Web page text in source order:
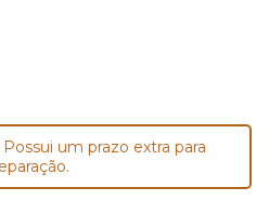
um prazo extra para